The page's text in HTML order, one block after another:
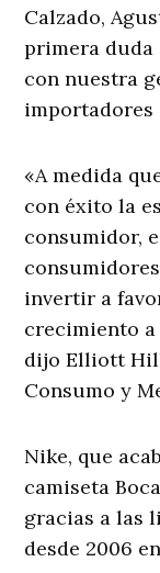
Calzado,
primera duda
con nuestra
importadores
«A medida
con éxito la
consumidor,
invertir a
crecimiento a
dijo Elliott
Consumo y
Nike, que
camiseta
gracias a las
desde 2006